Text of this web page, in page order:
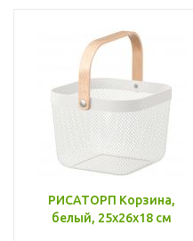
РИСАТОРП Корзина,
белый, 25x26x18 см